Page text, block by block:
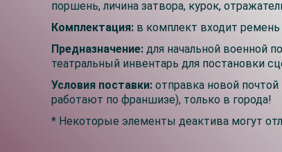
поршень, личина затвора, курок,
Комплектация: в комплект входит
Предназначение: для начальной военной
театральный инвентарь для постановки
Условия поставки: отправка новой
работают по франшизе), только в города!
* Некоторые элементы деактива могут